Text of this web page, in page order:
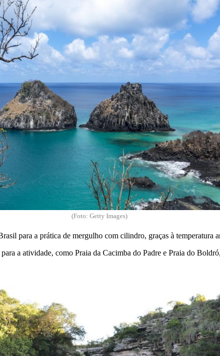
(Foto: Getty Images)
para a prática de mergulho com cilindro, graças à temperatura
a atividade, como Praia da Cacimba do Padre e Praia do